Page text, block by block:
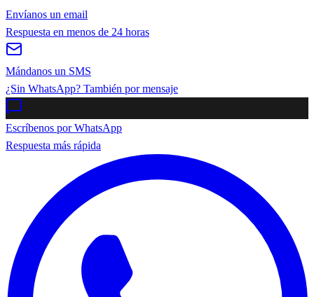
Envíanos un email
Respuesta en menos de 24 horas
Mándanos un SMS
¿Sin WhatsApp? También por mensaje
Escríbenos por WhatsApp
Respuesta más rápida